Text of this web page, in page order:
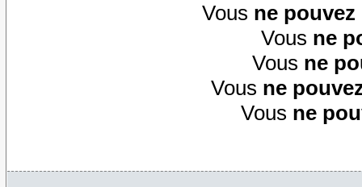
Vous ne pouvez
Vous ne
Vous ne
Vous ne
Vous ne